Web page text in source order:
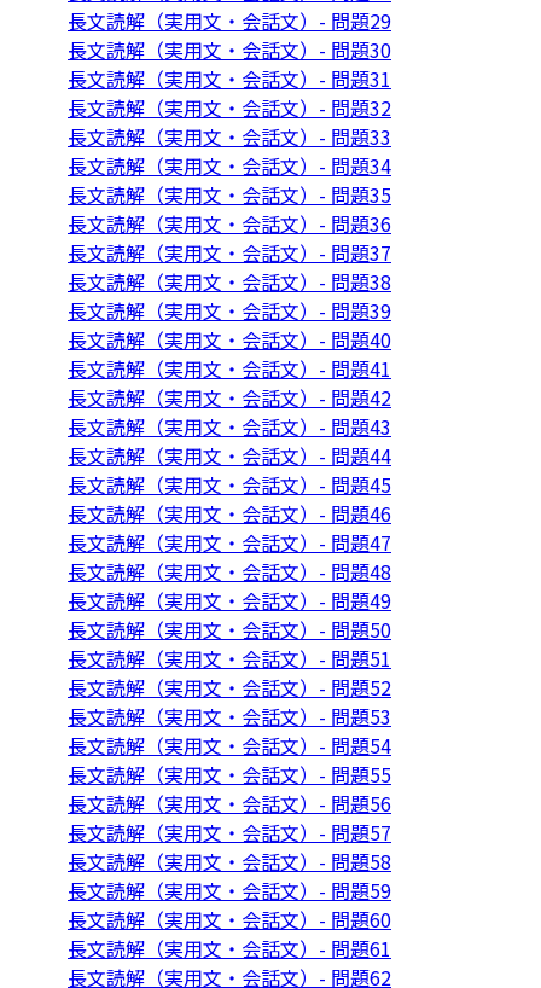
長文読解（実用文・会話文）- 問題29
長文読解（実用文・会話文）- 問題30
長文読解（実用文・会話文）- 問題31
長文読解（実用文・会話文）- 問題32
長文読解（実用文・会話文）- 問題33
長文読解（実用文・会話文）- 問題34
長文読解（実用文・会話文）- 問題35
長文読解（実用文・会話文）- 問題36
長文読解（実用文・会話文）- 問題37
長文読解（実用文・会話文）- 問題38
長文読解（実用文・会話文）- 問題39
長文読解（実用文・会話文）- 問題40
長文読解（実用文・会話文）- 問題41
長文読解（実用文・会話文）- 問題42
長文読解（実用文・会話文）- 問題43
長文読解（実用文・会話文）- 問題44
長文読解（実用文・会話文）- 問題45
長文読解（実用文・会話文）- 問題46
長文読解（実用文・会話文）- 問題47
長文読解（実用文・会話文）- 問題48
長文読解（実用文・会話文）- 問題49
長文読解（実用文・会話文）- 問題50
長文読解（実用文・会話文）- 問題51
長文読解（実用文・会話文）- 問題52
長文読解（実用文・会話文）- 問題53
長文読解（実用文・会話文）- 問題54
長文読解（実用文・会話文）- 問題55
長文読解（実用文・会話文）- 問題56
長文読解（実用文・会話文）- 問題57
長文読解（実用文・会話文）- 問題58
長文読解（実用文・会話文）- 問題59
長文読解（実用文・会話文）- 問題60
長文読解（実用文・会話文）- 問題61
長文読解（実用文・会話文）- 問題62